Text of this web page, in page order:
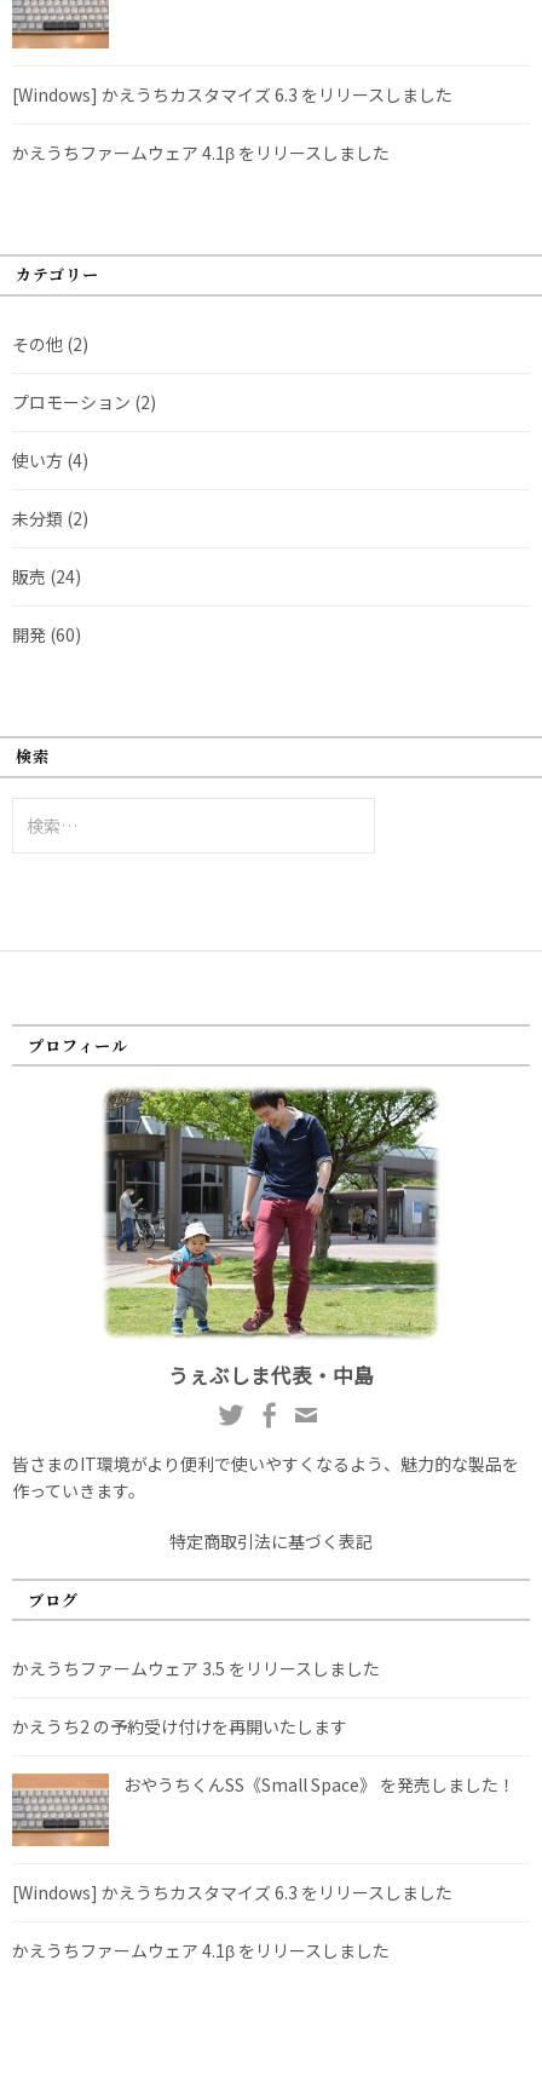
[Windows] かえうちカスタマイズ 6.3 をリリースしました
かえうちファームウェア 4.1β をリリースしました
カテゴリー
その他 (2)
プロモーション (2)
使い方 (4)
未分類 (2)
販売 (24)
開発 (60)
検索
索:
プロフィール
うぇぶしま代表・中島
皆さまのIT環境がより便利で使いやすくなるよう、魅力的な製品を
作っていきます。
特定商取引法に基づく表記
ブログ
かえうちファームウェア 3.5 をリリースしました
かえうち2 の予約受け付けを再開いたします
おやうちくんSS《Small Space》 を発売しました！
[Windows] かえうちカスタマイズ 6.3 をリリースしました
かえうちファームウェア 4.1β をリリースしました